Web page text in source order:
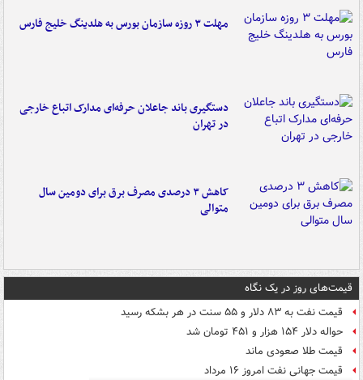
مهلت ۳ روزه سازمان بورس به هلدینگ خلیج فارس
دستگیری باند جاعلان حرفه‌ای مدارک اتباع خارجی
در تهران
کاهش ۳ درصدی مصرف برق برای دومین سال
متوالی
قیمت‌های روز در یک نگاه
قیمت نفت به ۸۳ دلار و ۵۵ سنت در هر بشکه رسید
حواله دلار ۱۵۴ هزار و ۴۵۱ تومان شد
قیمت طلا صعودی ماند
قیمت جهانی نفت امروز ۱۶ مرداد